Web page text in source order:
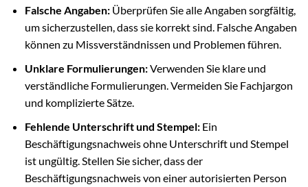
Falsche Angaben:Überprüfen Sie alle Angaben sorgfältig,
um sicherzustellen, dass sie korrekt sind. Falsche Angaben
können zu Missverständnissen und Problemen führen.
Unklare Formulierungen:Verwenden Sie klare und
verständliche Formulierungen. Vermeiden Sie Fachjargon
und komplizierte Sätze.
Fehlende Unterschrift und Stempel:Ein
Beschäftigungsnachweis ohne Unterschrift und Stempel
ist ungültig. Stellen Sie sicher, dass der
Beschäftigungsnachweis von einer autorisierten Person